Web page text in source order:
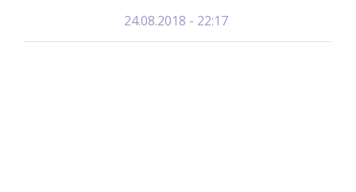
24.08.2018 - 22:17